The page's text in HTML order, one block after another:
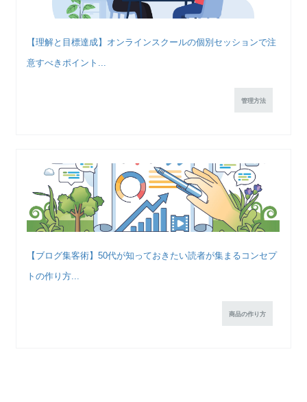
【理解と目標達成】オンラインスクールの個別セッションで注
意すべきポイント...
管理方法
【ブログ集客術】50代が知っておきたい読者が集まるコンセプ
トの作り方...
商品の作り方